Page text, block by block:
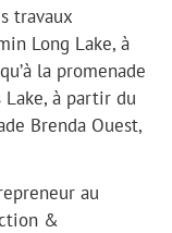
travaux
Long Lake, à
la promenade
Lake, à partir du
Brenda Ouest,
au
&